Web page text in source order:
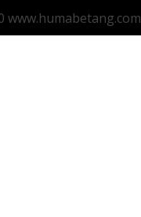
www.humabetang.com